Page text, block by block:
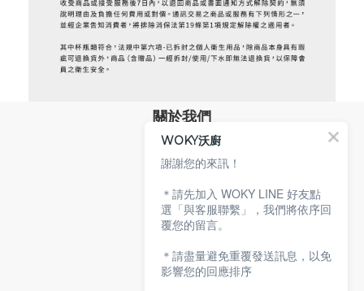
關於我們
品牌故事
專業技術
環保沃廚
顧客服務
服務條款
隱私權政策
WOKY沃廚
謝謝您的來訊！
＊請先加入 WOKY LINE 好友點
選「與客服聯繫」，我們將依序回
覆您的留言。
＊請盡量避免重覆發送訊息，以免
影響您的回應排序